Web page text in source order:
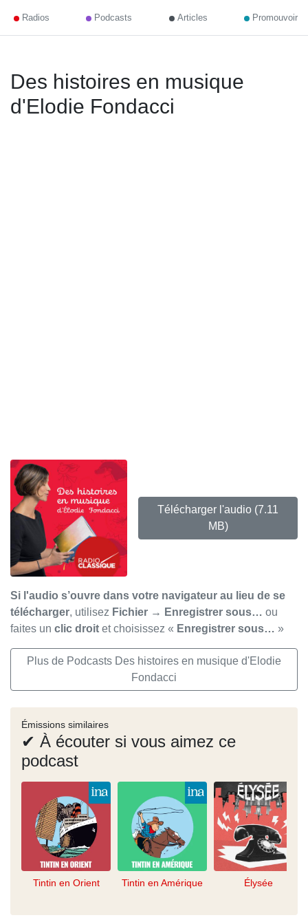
Radios Podcasts Articles Promouvoir
Des histoires en musique
d'Elodie Fondacci
Télécharger l'audio (7.11
MB)
Si l'audio s’ouvre dans votre navigateur au lieu de se
télécharger, utilisez Fichier → Enregistrer sous… ou
faites un clic droit et choisissez « Enregistrer sous… »
Plus de Podcasts Des histoires en musique d'Elodie
Fondacci
Émissions similaires
✔ À écouter si vous aimez ce
podcast
Tintin en Orient Tintin en Amérique Élysée